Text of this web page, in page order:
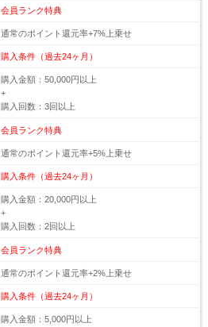
会員ランク特典
通常のポイント還元率+7%上乗せ
購入条件（過去24ヶ月）
購入金額：50,000円以上
+
購入回数：3回以上
会員ランク特典
通常のポイント還元率+5%上乗せ
購入条件（過去24ヶ月）
購入金額：20,000円以上
+
購入回数：2回以上
会員ランク特典
通常のポイント還元率+2%上乗せ
購入条件（過去24ヶ月）
購入金額：5,000円以上